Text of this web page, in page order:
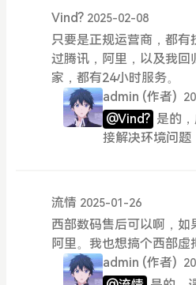
Vind? 2025-02-08
只要是正规运营商，都有
过腾讯，阿里，以及我回
家，都有24小时服务。
admin (作者)
@Vind? 是的
接解决环境问题
流情 2025-01-26
西部数码售后可以啊，
阿里。我也想搞个西部虚
admin (作者)